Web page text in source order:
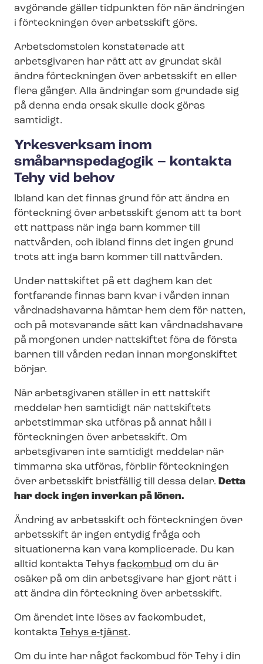
avgörande gäller tidpunkten för när ändringen
i förteckningen över arbetsskift görs.
Arbetsdomstolen konstaterade att
arbetsgivaren har rätt att av grundat skäl
ändra förteckningen över arbetsskift en eller
flera gånger. Alla ändringar som grundade sig
på denna enda orsak skulle dock göras
samtidigt.
Yrkesverksam inom
småbarnspedagogik – kontakta
Tehy vid behov
Ibland kan det finnas grund för att ändra en
förteckning över arbetsskift genom att ta bort
ett nattpass när inga barn kommer till
nattvården, och ibland finns det ingen grund
trots att inga barn kommer till nattvården.
Under nattskiftet på ett daghem kan det
fortfarande finnas barn kvar i vården innan
vårdnadshavarna hämtar hem dem för natten,
och på motsvarande sätt kan vårdnadshavare
på morgonen under nattskiftet föra de första
barnen till vården redan innan morgonskiftet
börjar.
När arbetsgivaren ställer in ett nattskift
meddelar hen samtidigt när nattskiftets
arbetstimmar ska utföras på annat håll i
förteckningen över arbetsskift. Om
arbetsgivaren inte samtidigt meddelar när
timmarna ska utföras, förblir förteckningen
över arbetsskift bristfällig till dessa delar. Detta
har dock ingen inverkan på lönen.
Ändring av arbetsskift och förteckningen över
arbetsskift är ingen entydig fråga och
situationerna kan vara komplicerade. Du kan
alltid kontakta Tehys fackombud om du är
osäker på om din arbetsgivare har gjort rätt i
att ändra din förteckning över arbetsskift.
Om ärendet inte löses av fackombudet,
kontakta Tehys e-tjänst.
Om du inte har något fackombud för Tehy i din